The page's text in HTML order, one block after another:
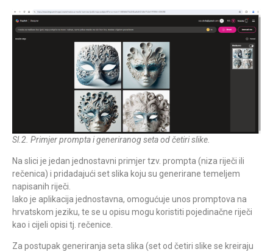
Sl.2. Primjer prompta i generiranog seta od četiri slike.
Na slici je jedan jednostavni primjer tzv. prompta (niza riječi ili
rečenica) i pridadajući set slika koju su generirane temeljem
napisanih riječi.
Iako je aplikacija jednostavna, omogućuje unos promptova na
hrvatskom jeziku, te se u opisu mogu koristiti pojedinačne riječi
kao i cijeli opisi tj. rečenice.
Za postupak generiranja seta slika (set od četiri slike se kreiraju